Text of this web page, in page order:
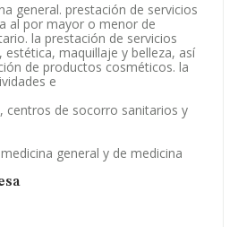
general. prestación de servicios
al por mayor o menor de
la prestación de servicios
estética, maquillaje y belleza, así
de productos cosméticos. la
e
centros de socorro sanitarios y
general y de medicina